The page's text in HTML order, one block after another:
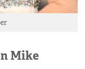
Mike